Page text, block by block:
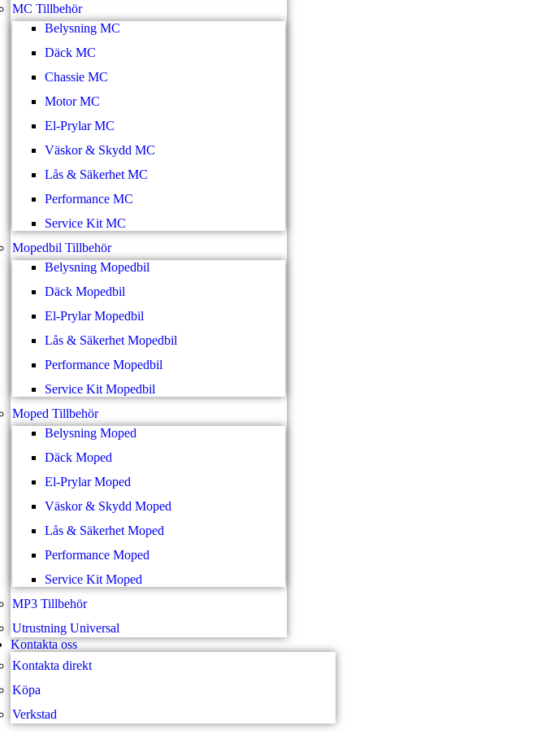
MC Tillbehör
Belysning MC
Däck MC
Chassie MC
Motor MC
El-Prylar MC
Väskor & Skydd MC
Lås & Säkerhet MC
Performance MC
Service Kit MC
Mopedbil Tillbehör
Belysning Mopedbil
Däck Mopedbil
El-Prylar Mopedbil
Lås & Säkerhet Mopedbil
Performance Mopedbil
Service Kit Mopedbil
Moped Tillbehör
Belysning Moped
Däck Moped
El-Prylar Moped
Väskor & Skydd Moped
Lås & Säkerhet Moped
Performance Moped
Service Kit Moped
MP3 Tillbehör
Utrustning Universal
Kontakta oss
Kontakta direkt
Köpa
Verkstad